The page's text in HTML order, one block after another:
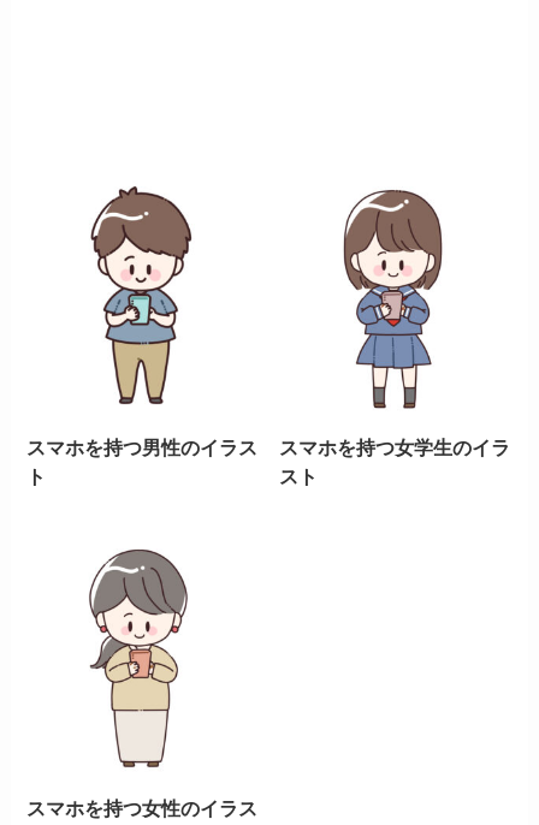
スマホを持つ男性のイラス
ト
スマホを持つ女学生のイラ
スト
スマホを持つ女性のイラス